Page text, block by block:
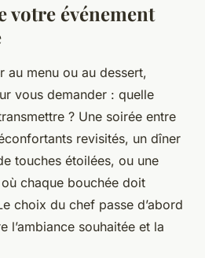
votre événement
au menu ou au dessert,
vous demander : quelle
? Une soirée entre
revisités, un dîner
touches étoilées, ou une
chaque bouchée doit
choix du chef passe d’abord
l’ambiance souhaitée et la